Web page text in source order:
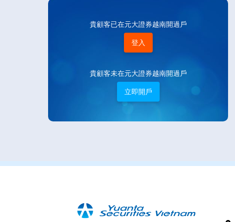
貴顧客已在元大證券越南開過戶
登入
貴顧客未在元大證券越南開過戶
立即開戶